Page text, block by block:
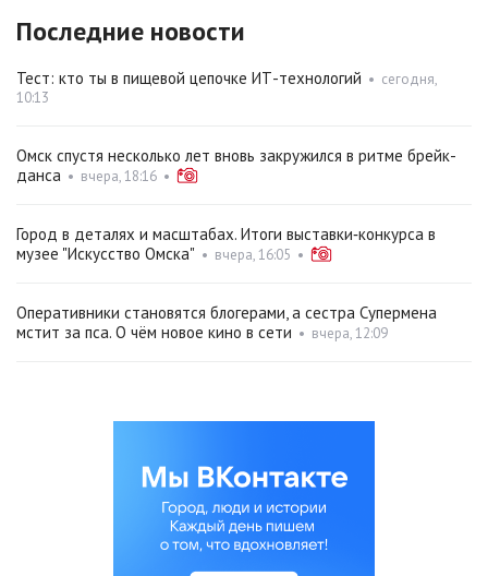
Последние новости
Тест: кто ты в пищевой цепочке ИТ-технологий • сегодня,
10:13
Омск спустя несколько лет вновь закружился в ритме брейк-
данса • вчера, 18:16 •
Город в деталях и масштабах. Итоги выставки‑конкурса в
музее "Искусство Омска" • вчера, 16:05 •
Оперативники становятся блогерами, а сестра Супермена
мстит за пса. О чём новое кино в сети • вчера, 12:09